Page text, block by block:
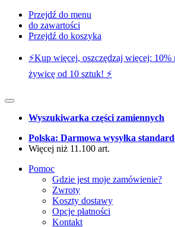
Przejdź do menu
do zawartości
Przejdź do koszyka
⚡️Kup więcej, oszczędzaj więcej: 10%
żywicę od 10 sztuk! ⚡️
Wyszukiwarka części zamiennych
Polska: Darmowa wysyłka
Więcej niż 11.100 art.
Pomoc
Gdzie jest moje zamówienie?
Zwroty
Koszty dostawy
Opcje płatności
Kontakt